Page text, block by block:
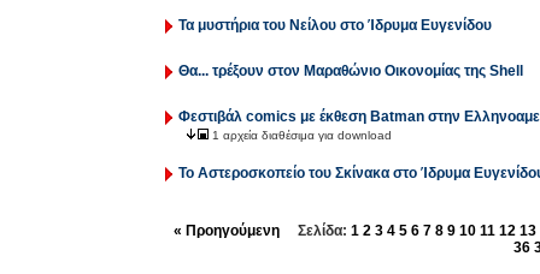
Τα μυστήρια του Νείλου στο Ίδρυμα Ευγενίδου
Θα... τρέξουν στον Μαραθώνιο Οικονομίας της Shell
Φεστιβάλ comics με έκθεση Batman στην
1 αρχεία διαθέσιμα για download
Το Αστεροσκοπείο του Σκίνακα στο Ίδρυμα
« ΠροηγούμενηΣελίδα: 1 2 3 4 5 6 7 8 9 10 11 12 13
36